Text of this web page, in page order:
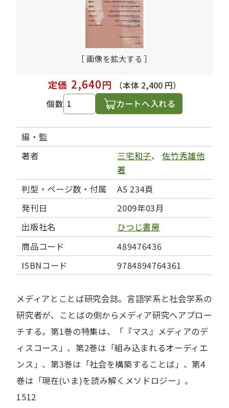
［ 画像を拡大する ］
定価 2,640円
（本体 2,400 円）
個数
カートへ入れる
編・監
著者
三宅和子、佐竹秀雄他
著
判型・ページ数・付属
A5 234頁
発刊日
2009年03月
出版社名
ひつじ書房
商品コード
489476436
ISBNコード
9784894764361
メディアとことば研究会誌。言語学系と社会学系の
研究者が、ことばの側からメディア研究へアプロー
チする。第1巻の特集は、「『マス』メディアのデ
ィスコース」、第2巻は「組み込まれるオーディエ
ンス」、第3巻は「社会を構築することば」、第4
巻は「現在(いま)を読み解くメソドロジー」。
1512